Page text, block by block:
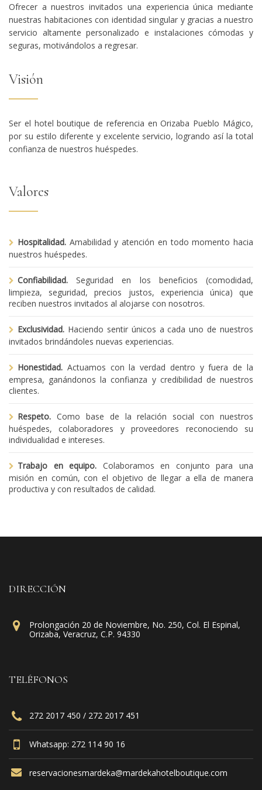
Ofrecer a nuestros invitados una experiencia única mediante
nuestras habitaciones con identidad singular y gracias a nuestro
servicio altamente personalizado e instalaciones cómodas y
seguras, motivándolos a regresar.
Visión
Ser el hotel boutique de referencia en Orizaba Pueblo Mágico,
por su estilo diferente y excelente servicio, logrando así la total
confianza de nuestros huéspedes.
Valores
Hospitalidad. Amabilidad y atención en todo momento hacia
nuestros huéspedes.
Confiabilidad. Seguridad en los beneficios (comodidad,
limpieza, seguridad, precios justos, experiencia única) que
reciben nuestros invitados al alojarse con nosotros.
Exclusividad. Haciendo sentir únicos a cada uno de nuestros
invitados brindándoles nuevas experiencias.
Honestidad. Actuamos con la verdad dentro y fuera de la
empresa, ganándonos la confianza y credibilidad de nuestros
clientes.
Respeto. Como base de la relación social con nuestros
huéspedes, colaboradores y proveedores reconociendo su
individualidad e intereses.
Trabajo en equipo. Colaboramos en conjunto para una
misión en común, con el objetivo de llegar a ella de manera
productiva y con resultados de calidad.
DIRECCIÓN
Prolongación 20 de Noviembre, No. 250, Col. El Espinal,
Orizaba, Veracruz, C.P. 94330
TELÉFONOS
272 2017 450 / 272 2017 451
Whatsapp: 272 114 90 16
reservacionesmardeka@mardekahotelboutique.com